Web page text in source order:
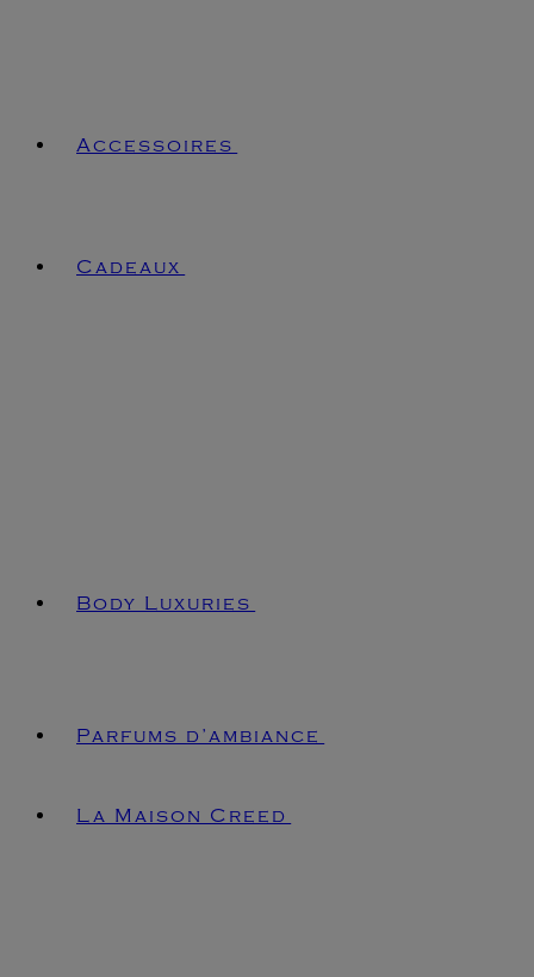
Accessoires
Cadeaux
Body Luxuries
Parfums d’ambiance
La Maison Creed